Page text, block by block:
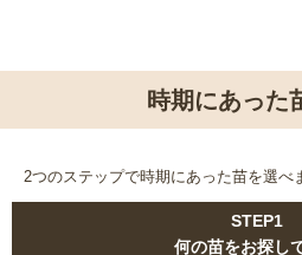
時期にあった
2つのステップで時期にあった苗を選べ
STEP1
何の苗をお探し